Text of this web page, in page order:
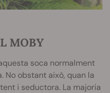
MOBY
soca normalment
No obstant això, quan la
i seductora. La majoria